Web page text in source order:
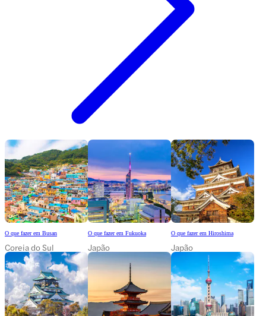
O que fazer em Busan
Coreia do Sul
O que fazer em Fukuoka
Japão
O que fazer em Hiroshima
Japão